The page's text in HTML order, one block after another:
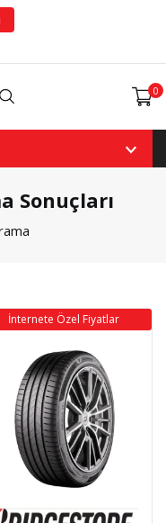
0
Sonuçları
İnternete Özel Fiyatlar